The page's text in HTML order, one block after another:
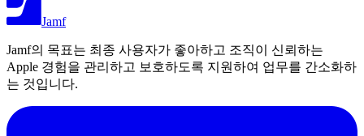
Jamf
Jamf의 목표는 최종 사용자가 좋아하고 조직이 신뢰하는
Apple 경험을 관리하고 보호하도록 지원하여 업무를 간소화하
는 것입니다.